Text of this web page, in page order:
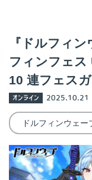
『ドルフィ
フィンフェス
10 連フェス
オンライン 2025.10.21
ドルフィンウェー